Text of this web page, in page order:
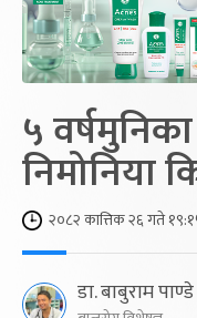
५
निमोनिया
२०८२ कात्तिक २६ गते
डा. बाबुराम पाण्डे